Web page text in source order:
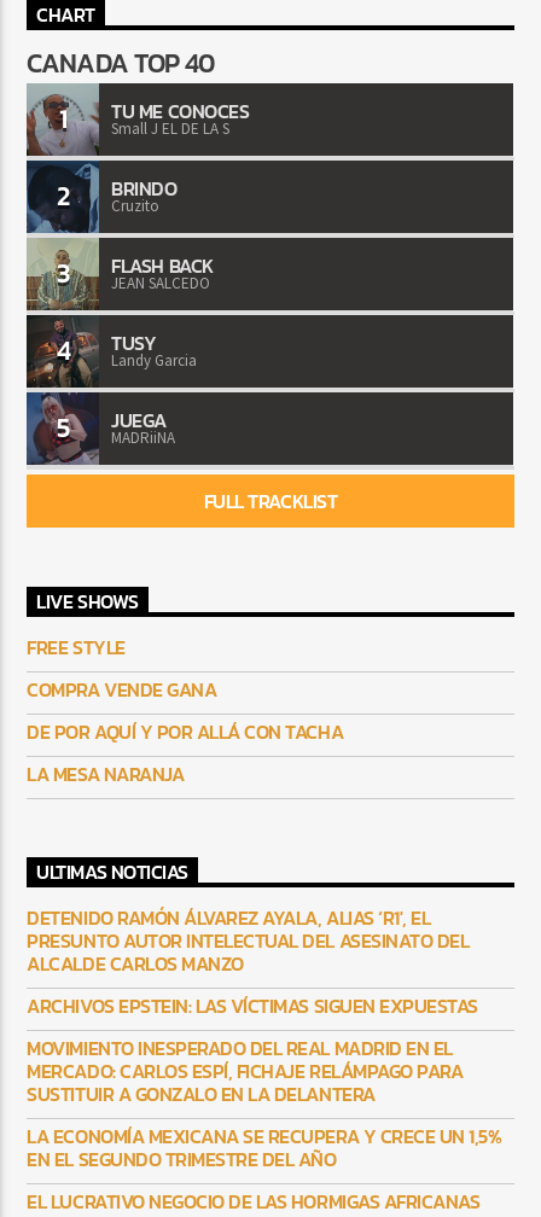
CHART
CANADA TOP 40
1 TU ME CONOCES
Small J EL DE LA S
2 BRINDO
Cruzito
3 FLASH BACK
JEAN SALCEDO
4 TUSY
Landy Garcia
5 JUEGA
MADRiiNA
FULL TRACKLIST
LIVE SHOWS
FREE STYLE
COMPRA VENDE GANA
DE POR AQUÍ Y POR ALLÁ CON TACHA
LA MESA NARANJA
ULTIMAS NOTICIAS
DETENIDO RAMÓN ÁLVAREZ AYALA, ALIAS ‘R1′, EL
PRESUNTO AUTOR INTELECTUAL DEL ASESINATO DEL
ALCALDE CARLOS MANZO
ARCHIVOS EPSTEIN: LAS VÍCTIMAS SIGUEN EXPUESTAS
MOVIMIENTO INESPERADO DEL REAL MADRID EN EL
MERCADO: CARLOS ESPÍ, FICHAJE RELÁMPAGO PARA
SUSTITUIR A GONZALO EN LA DELANTERA
LA ECONOMÍA MEXICANA SE RECUPERA Y CRECE UN 1,5%
EN EL SEGUNDO TRIMESTRE DEL AÑO
EL LUCRATIVO NEGOCIO DE LAS HORMIGAS AFRICANAS